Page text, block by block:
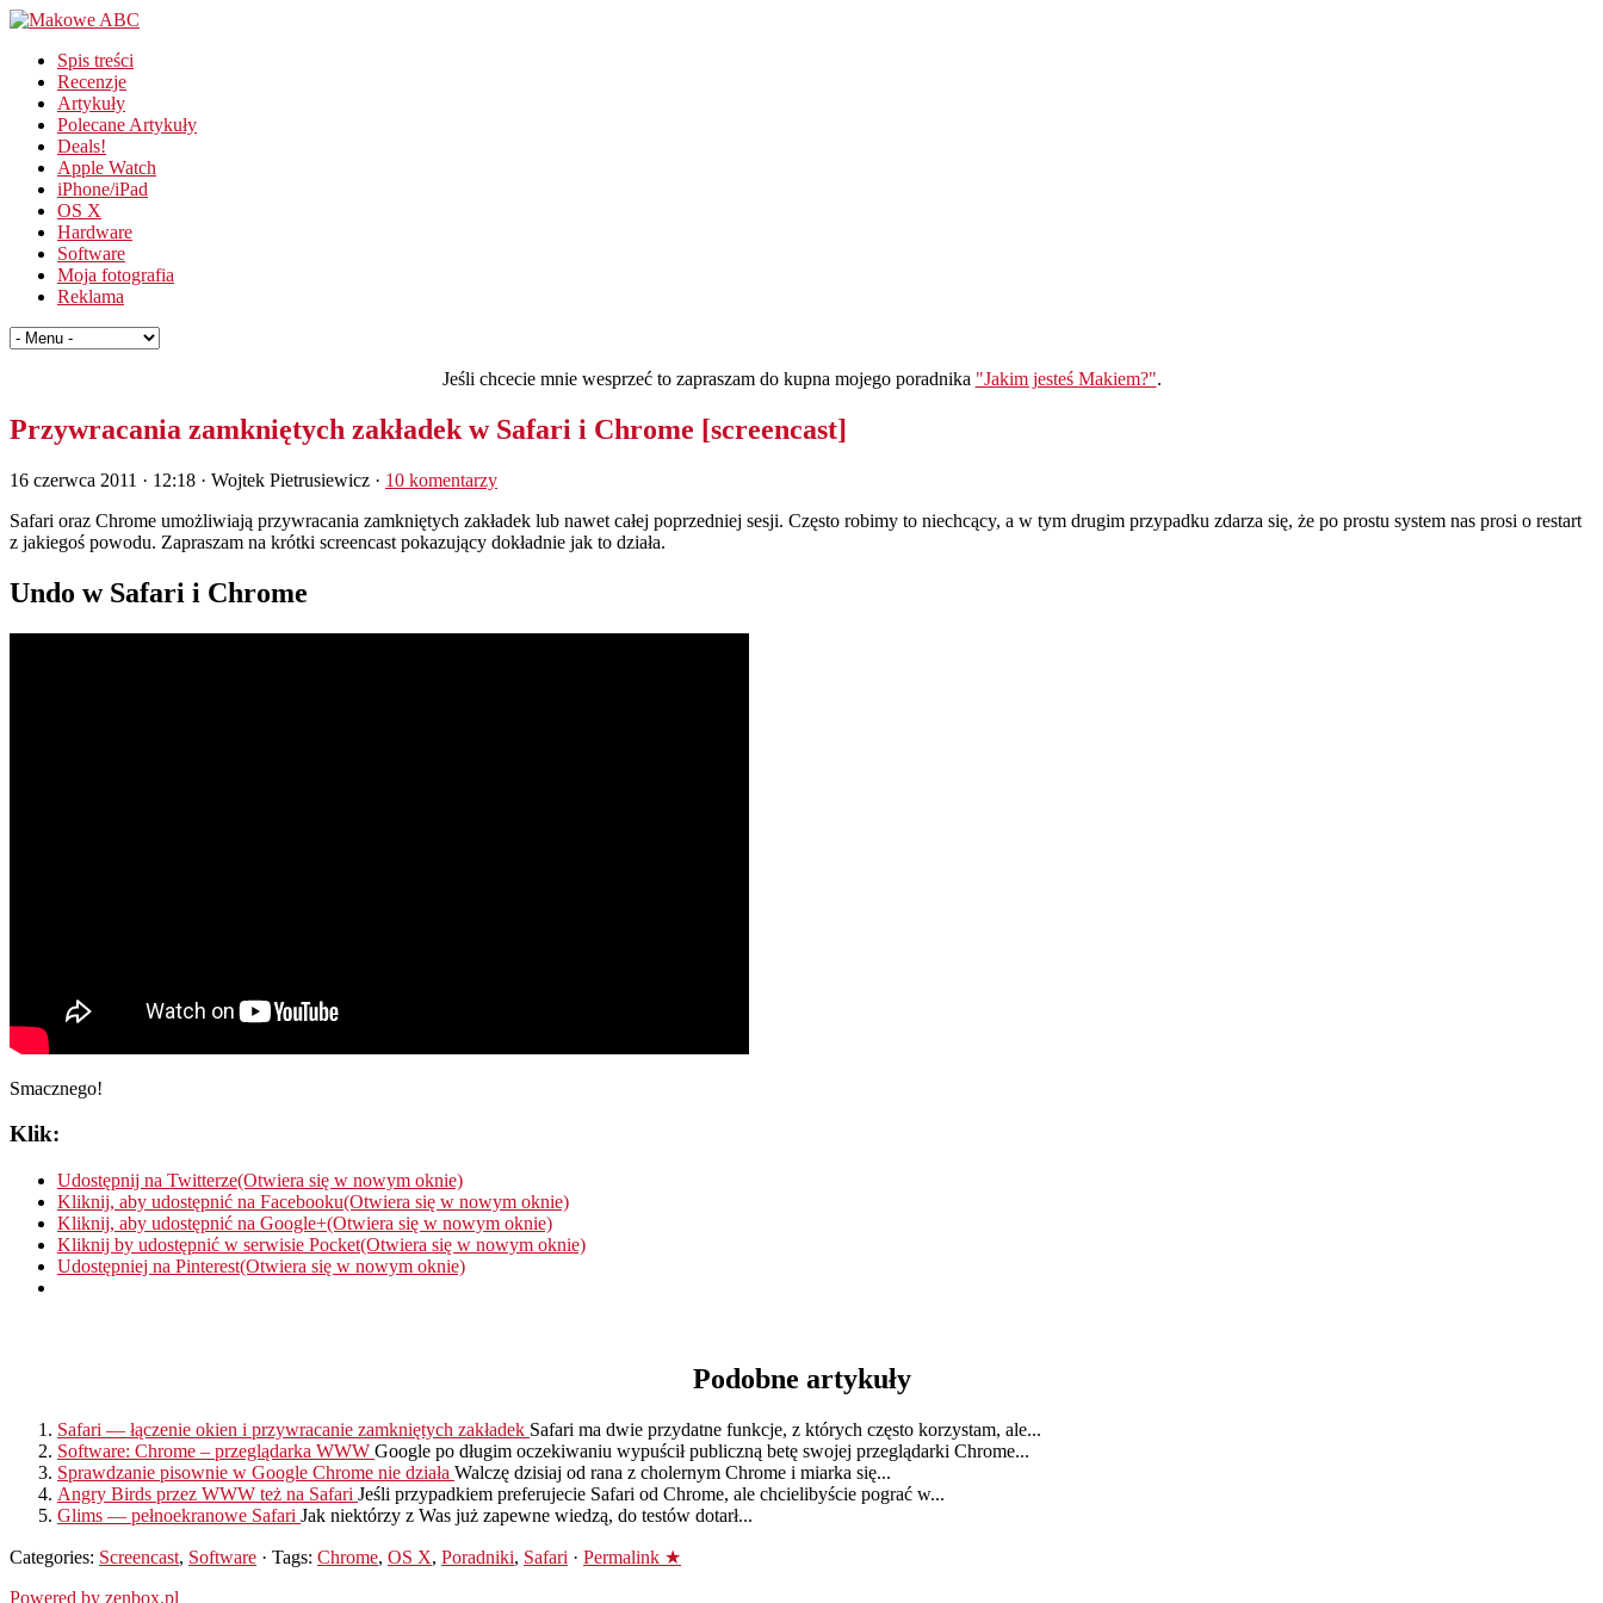
Spis treści
Recenzje
Artykuły
Polecane Artykuły
Deals!
Apple Watch
iPhone/iPad
OS X
Hardware
Software
Moja fotografia
Reklama
Jeśli chcecie mnie wesprzeć to zapraszam do kupna mojego poradnika "Jakim jesteś Makiem?".
Przywracania zamkniętych zakładek w Safari i Chrome [screencast]
16 czerwca 2011 · 12:18 · Wojtek Pietrusiewicz · 10 komentarzy
Safari oraz Chrome umożliwiają przywracania zamkniętych zakładek lub nawet całej poprzedniej sesji. Często robimy to niechcący, a w tym drugim przypadku zdarza się, że po prostu system nas prosi o restart
z jakiegoś powodu. Zapraszam na krótki screencast pokazujący dokładnie jak to działa.
Undo w Safari i Chrome
Smacznego!
Klik:
Udostępnij na Twitterze(Otwiera się w nowym oknie)
Kliknij, aby udostępnić na Facebooku(Otwiera się w nowym oknie)
Kliknij, aby udostępnić na Google+(Otwiera się w nowym oknie)
Kliknij by udostępnić w serwisie Pocket(Otwiera się w nowym oknie)
Udostępniej na Pinterest(Otwiera się w nowym oknie)
Podobne artykuły
Safari — łączenie okien i przywracanie zamkniętych zakładek Safari ma dwie przydatne funkcje, z których często korzystam, ale...
Software: Chrome – przeglądarka WWW Google po długim oczekiwaniu wypuścił publiczną betę swojej przeglądarki Chrome...
Sprawdzanie pisownie w Google Chrome nie działa Walczę dzisiaj od rana z cholernym Chrome i miarka się...
Angry Birds przez WWW też na Safari Jeśli przypadkiem preferujecie Safari od Chrome, ale chcielibyście pograć w...
Glims — pełnoekranowe Safari Jak niektórzy z Was już zapewne wiedzą, do testów dotarł...
Categories: Screencast, Software · Tags: Chrome, OS X, Poradniki, Safari · Permalink ★
Powered by zenbox.pl